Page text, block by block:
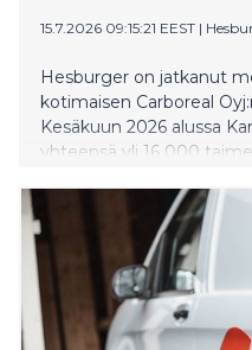
15.7.2026 09:15:21 EEST |
Hesburger on jatkanut
kotimaisen Carboreal
Kesäkuun 2026 alussa
yhteensä yli 16 000
hiilensidontaa, vähentää
luonnon